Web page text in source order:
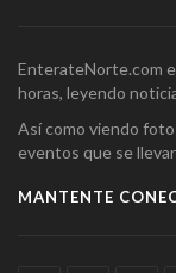
EnterateNorte.com
horas, leyendo
Así como viendo
eventos que se
MANTENTE